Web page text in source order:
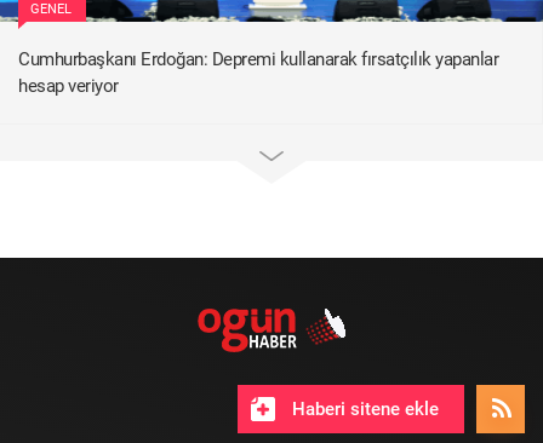
GENEL
Cumhurbaşkanı Erdoğan: Depremi kullanarak fırsatçılık yapanlar
hesap veriyor
Haberi sitene ekle